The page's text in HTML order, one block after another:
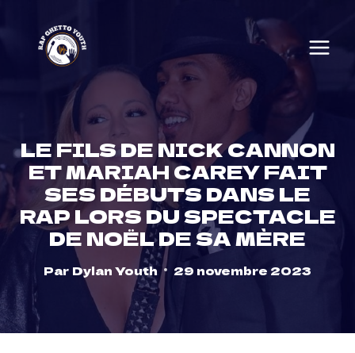
content
LE FILS DE NICK CANNON
ET MARIAH CAREY FAIT
SES DÉBUTS DANS LE
RAP LORS DU SPECTACLE
DE NOËL DE SA MÈRE
Par Dylan Youth 29 novembre 2023